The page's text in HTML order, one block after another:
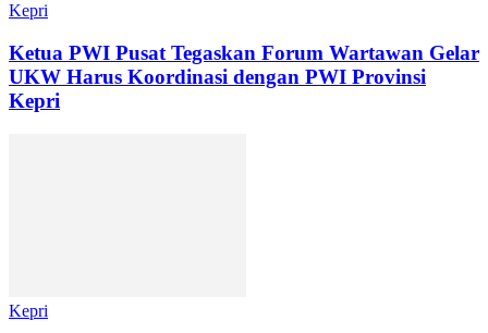
Kepri
Ketua PWI Pusat Tegaskan Forum Wartawan Gelar
UKW Harus Koordinasi dengan PWI Provinsi
Kepri
Kepri